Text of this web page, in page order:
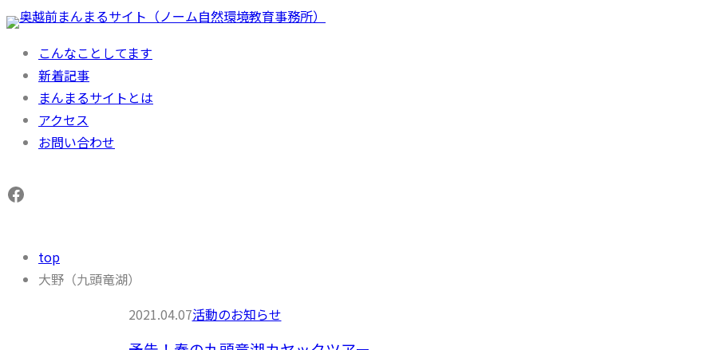
内
こんなことしてます
新着記事
まんまるサイトとは
アクセス
お問い合わせ
Facebook
top
大野（九頭竜湖）
2021.04.07活動のお知らせ